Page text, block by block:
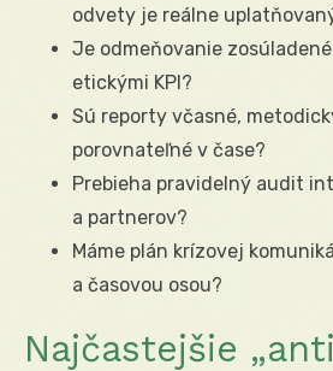
odvety je reálne
Je odmeňovanie
etickými KPI?
Sú reporty včasné,
porovnateľné v čase?
Prebieha pravidelný audit
a partnerov?
Máme plán krízovej
a časovou osou?
Najčastejšie